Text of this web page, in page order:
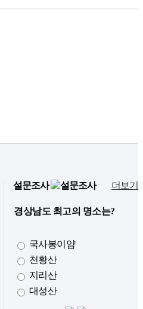
설문조사 더보기
경상남도 최고의 명소는?
국사봉이얌
천황산
지리산
대성산